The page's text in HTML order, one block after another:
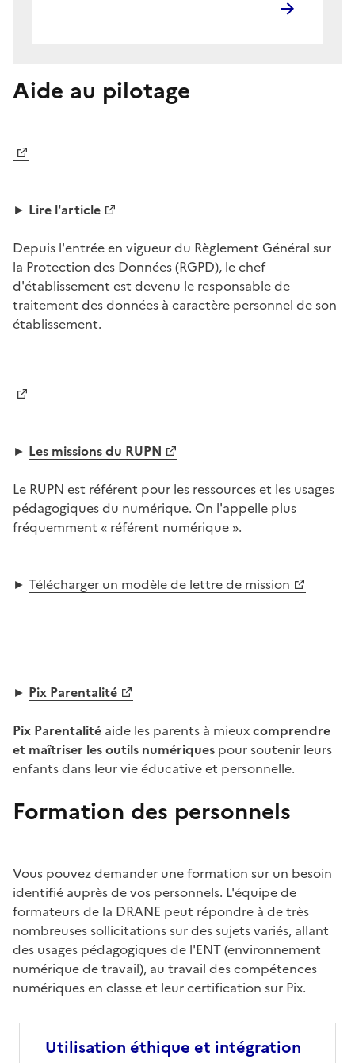
Aide au pilotage
► Lire l'article
Depuis l'entrée en vigueur du Règlement Général sur
la Protection des Données (RGPD), le chef
d'établissement est devenu le responsable de
traitement des données à caractère personnel de son
établissement.
► Les missions du RUPN
Le RUPN est référent pour les ressources et les usages
pédagogiques du numérique. On l'appelle plus
fréquemment « référent numérique ».
► Télécharger un modèle de lettre de mission
► Pix Parentalité
Pix Parentalité aide les parents à mieuxcomprendre
et maîtriser les outils numériques pour soutenir leurs
enfants dans leur vie éducative et personnelle.
Formation des personnels
Vous pouvez demander une formation sur un besoin
identifié auprès de vos personnels. L'équipe de
formateurs de la DRANE peut répondre à de très
nombreuses sollicitations sur des sujets variés, allant
des usages pédagogiques de l'ENT (environnement
numérique de travail), au travail des compétences
numériques en classe et leur certification sur Pix.
Utilisation éthique et intégration